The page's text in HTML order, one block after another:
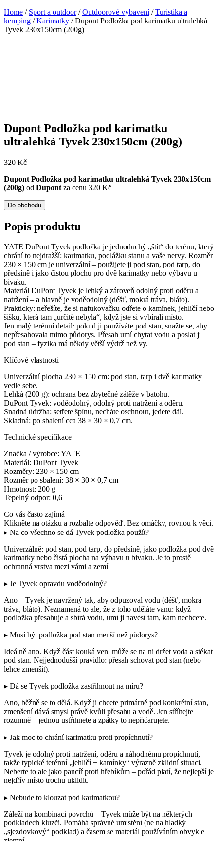
Home / Sport a outdoor/Outdoorové vybavení/Turistika a
kemping /Karimatky / Dupont Podložka pod karimatku ultralehká
Tyvek 230x150cm (200g)
Dupont Podložka pod karimatku
ultralehká Tyvek 230x150cm (200g)
320 Kč
Dupont Podložka pod karimatku ultralehká Tyvek 230x150cm
(200g) od Dupont za cenu 320 Kč
Do obchodu
Popis produktu
YATE DuPont Tyvek podložka je jednoduchý „štít“ do terénu, který
chrání to nejdražší: karimatku, podlážku stanu a vaše nervy. Rozměr
230 × 150 cm je univerzální – použijete ji pod stan, pod tarp, do
předsíně i jako čistou plochu pro dvě karimatky nebo výbavu u
bivaku.
Materiál DuPont Tyvek je lehký a zároveň odolný proti oděru a
natržení – a hlavně je voděodolný (déšť, mokrá tráva, bláto).
Prakticky: neřešíte, že si nafukovačku odřete o kamínek, jehličí nebo
šišku, která tam „určitě nebyla“, když jste si vybírali místo.
Jen malý terénní detail: pokud ji používáte pod stan, snažte se, aby
nepřesahovala mimo půdorys. Přesah umí chytat vodu a poslat ji
pod stan – fyzika má někdy větší výdrž než vy.
Klíčové vlastnosti
Univerzální plocha 230 × 150 cm: pod stan, tarp i dvě karimatky
vedle sebe.
Lehká (200 g): ochrana bez zbytečné zátěže v batohu.
DuPont Tyvek: voděodolný, odolný proti natržení a oděru.
Snadná údržba: setřete špínu, necháte oschnout, jedete dál.
Skladná: po sbalení cca 38 × 30 × 0,7 cm.
Technické specifikace
Značka / výrobce: YATE
Materiál: DuPont Tyvek
Rozměry: 230 × 150 cm
Rozměr po sbalení: 38 × 30 × 0,7 cm
Hmotnost: 200 g
Tepelný odpor: 0,6
Co vás často zajímá
Klikněte na otázku a rozbalte odpověď. Bez omáčky, rovnou k věci.
▸ Na co všechno se dá Tyvek podložka použít?
Univerzálně: pod stan, pod tarp, do předsíně, jako podložka pod dvě
karimatky nebo čistá plocha na výbavu u bivaku. Je to prostě
ochranná vrstva mezi vámi a zemí.
▸ Je Tyvek opravdu voděodolný?
Ano – Tyvek je navržený tak, aby odpuzoval vodu (déšť, mokrá
tráva, bláto). Neznamená to ale, že z toho uděláte vanu: když
podložka přesahuje a sbírá vodu, umí ji navést tam, kam nechcete.
▸ Musí být podložka pod stan menší než půdorys?
Ideálně ano. Když část kouká ven, může se na ni držet voda a stékat
pod stan. Nejjednodušší pravidlo: přesah schovat pod stan (nebo
lehce zmenšit).
▸ Dá se Tyvek podložka zastřihnout na míru?
Ano, běžně se to dělá. Když ji chcete primárně pod konkrétní stan,
zmenšení dává smysl právě kvůli přesahu a vodě. Jen stříhejte
rozumně – jednou ustřihnete a zpátky to nepřičarujete.
▸ Jak moc to chrání karimatku proti propíchnutí?
Tyvek je odolný proti natržení, oděru a náhodnému propíchnutí,
takže typické terénní „jehličí + kamínky“ výrazně zklidní situaci.
Neberte to ale jako pancíř proti hřebíkům – pořád platí, že nejlepší je
nejdřív místo trochu uklidit.
▸ Nebude to klouzat pod karimatkou?
Záleží na kombinaci povrchů – Tyvek může být na některých
podkladech kluzčí. Pomáhá správné umístění (ne na hladký
„sjezdovkový“ podklad) a časem se materiál používáním obvykle